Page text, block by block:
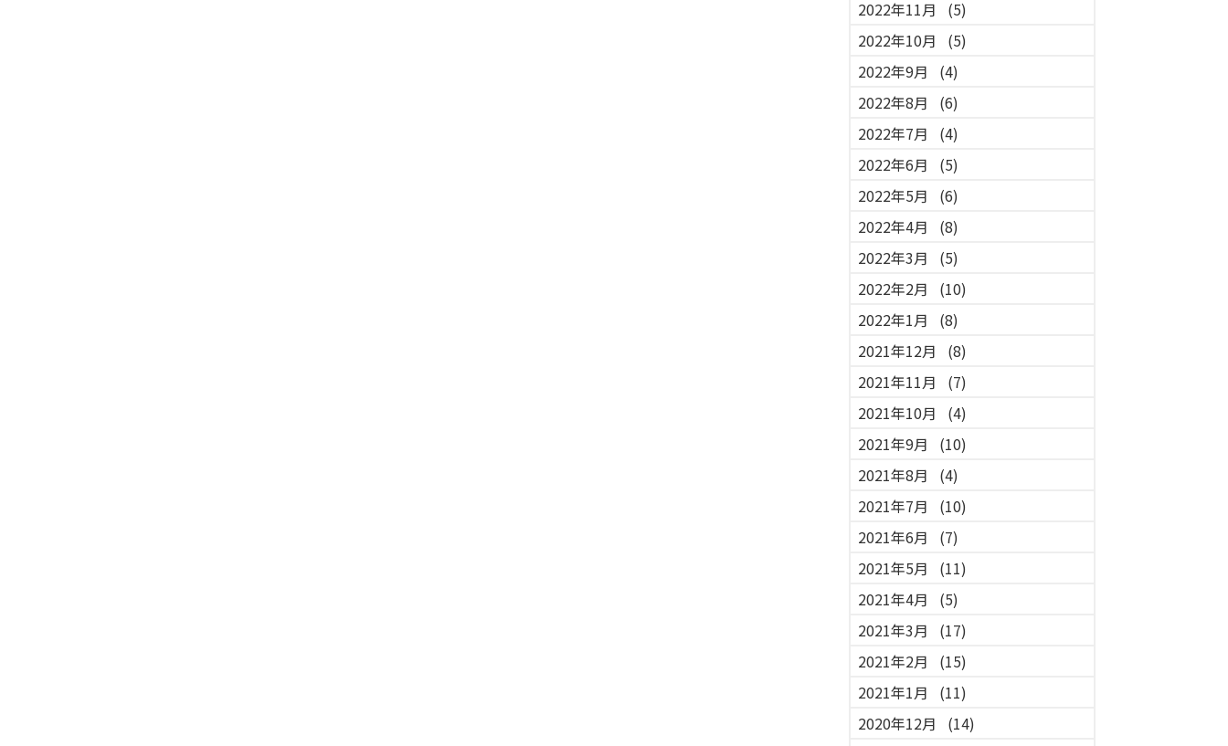
2022年11月
(5)
2022年10月
(5)
2022年9月
(4)
2022年8月
(6)
2022年7月
(4)
2022年6月
(5)
2022年5月
(6)
2022年4月
(8)
2022年3月
(5)
2022年2月
(10)
2022年1月
(8)
2021年12月
(8)
2021年11月
(7)
2021年10月
(4)
2021年9月
(10)
2021年8月
(4)
2021年7月
(10)
2021年6月
(7)
2021年5月
(11)
2021年4月
(5)
2021年3月
(17)
2021年2月
(15)
2021年1月
(11)
2020年12月
(14)